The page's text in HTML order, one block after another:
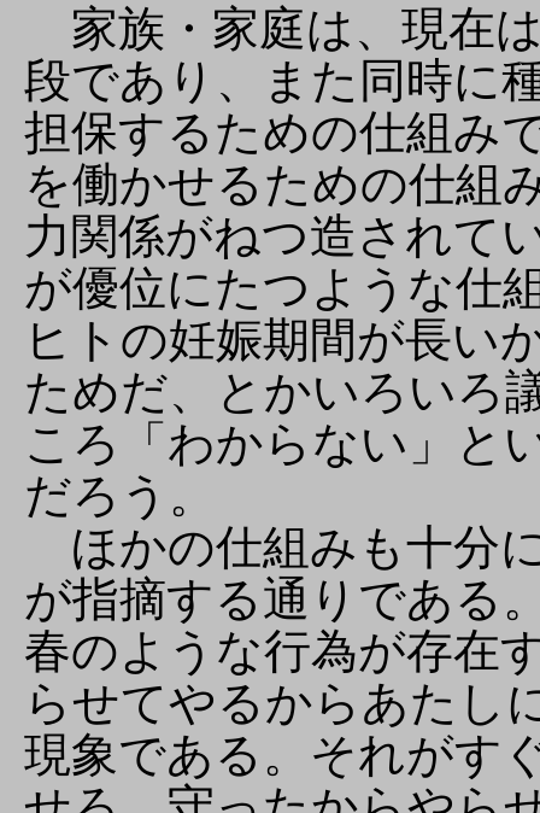
家族・家庭は、現在
段であり、また同時に
担保するための仕組み
を働かせるための仕組
力関係がねつ造されて
が優位にたつような仕
ヒトの妊娠期間が長い
ためだ、とかいろいろ
ころ「わからない」と
だろう。
ほかの仕組みも十分
が指摘する通りである
春のような行為が存在
らせてやるからあたし
現象である。それがす